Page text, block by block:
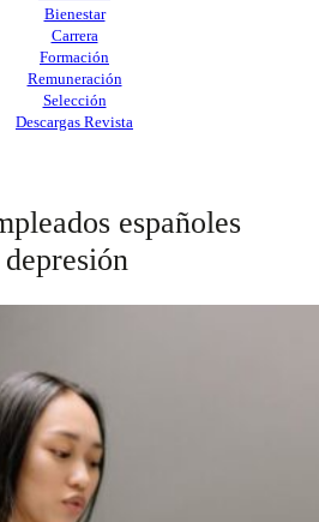
Bienestar
Carrera
Formación
Remuneración
Selección
Descargas Revista
españoles